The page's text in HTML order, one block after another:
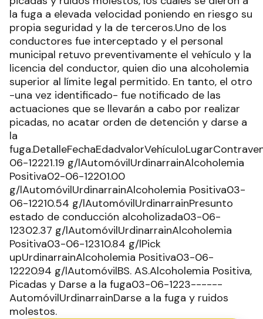
la fuga a elevada velocidad poniendo en riesgo su
propia seguridad y la de terceros.Uno de los
conductores fue interceptado y el personal
municipal retuvo preventivamente el vehículo y la
licencia del conductor, quien dio una alcoholemia
superior al límite legal permitido. En tanto, el otro
-una vez identificado- fue notificado de las
actuaciones que se llevarán a cabo por realizar
picadas, no acatar orden de detención y darse a
la
06-12221.19 g/lAutomóvilUrdinarrainAlcoholemia
Positiva02-06-12201.00
g/lAutomóvilUrdinarrainAlcoholemia Positiva03-
06-12210.54 g/lAutomóvilUrdinarrainPresunto
estado de conducción alcoholizada03-06-
12302.37 g/lAutomóvilUrdinarrainAlcoholemia
Positiva03-06-12310.84 g/lPick
upUrdinarrainAlcoholemia Positiva03-06-
12220.94 g/lAutomóvilBS. AS.Alcoholemia Positiva,
Picadas y Darse a la fuga03-06-1223------
AutomóvilUrdinarrainDarse a la fuga y ruidos
molestos.